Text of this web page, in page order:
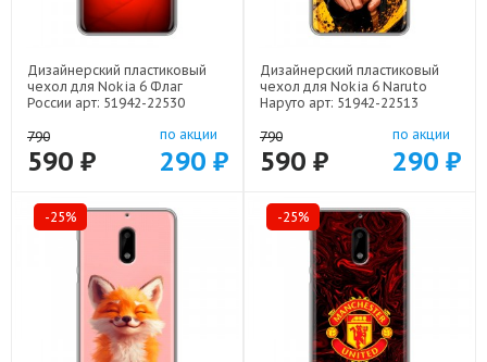
Дизайнерский пластиковый
чехол для Nokia 6 Флаг
России арт: 51942-22530
790
590 ₽
по акции
290 ₽
Дизайнерский пластиковый
чехол для Nokia 6 Naruto
Наруто арт: 51942-22513
790
590 ₽
по акции
290 ₽
-25% -25%